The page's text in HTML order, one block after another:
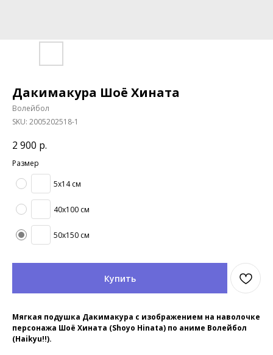
Дакимакура Шоё Хината
Волейбол
SKU: 2005202518-1
2 900 р.
Размер
5х14 см
40х100 см
50х150 см
Купить
Мягкая подушка Дакимакура с изображением на наволочке
персонажа Шоё Хината (Shoyo Hinata) по аниме Волейбол
(Haikyu!!).